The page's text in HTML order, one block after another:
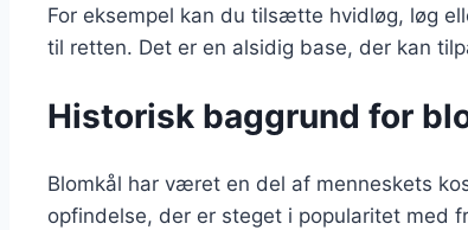
For eksempel kan du tilsætte hvidløg, løg
til retten. Det er en alsidig base, der kan
Historisk baggrund for
Blomkål har været en del af menneskets
opfindelse, der er steget i popularitet med